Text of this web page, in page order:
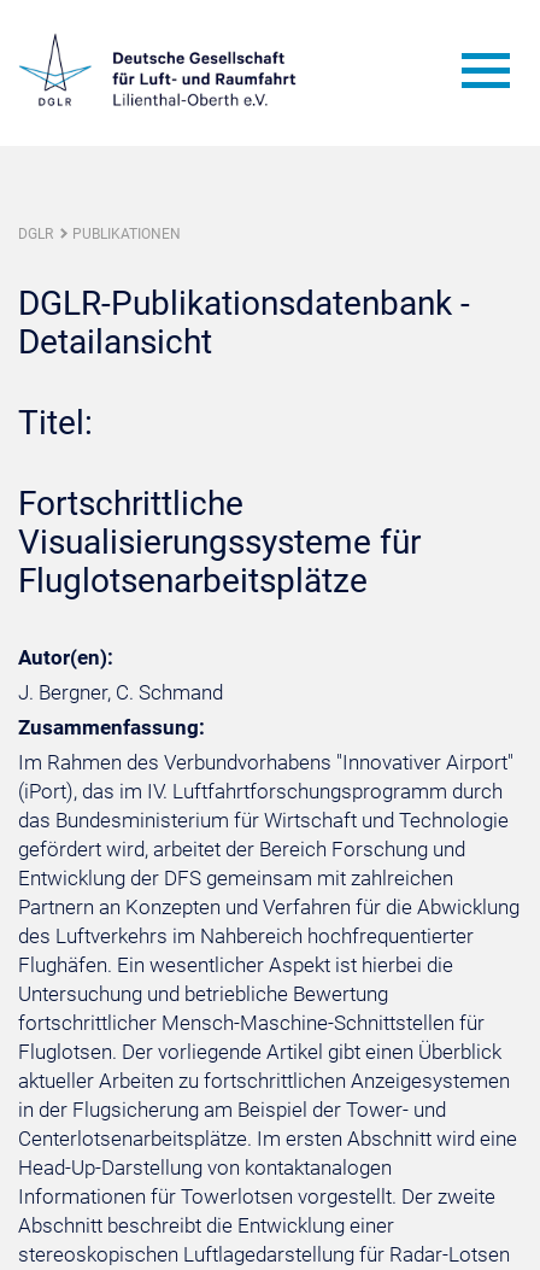
DGLR PUBLIKATIONEN
DGLR-Publikationsdatenbank -
Detailansicht
Titel:
Fortschrittliche
Visualisierungssysteme für
Fluglotsenarbeitsplätze
Autor(en):
J. Bergner, C. Schmand
Zusammenfassung:
Im Rahmen des Verbundvorhabens "Innovativer Airport"
(iPort), das im IV. Luftfahrtforschungsprogramm durch
das Bundesministerium für Wirtschaft und Technologie
gefördert wird, arbeitet der Bereich Forschung und
Entwicklung der DFS gemeinsam mit zahlreichen
Partnern an Konzepten und Verfahren für die Abwicklung
des Luftverkehrs im Nahbereich hochfrequentierter
Flughäfen. Ein wesentlicher Aspekt ist hierbei die
Untersuchung und betriebliche Bewertung
fortschrittlicher Mensch-Maschine-Schnittstellen für
Fluglotsen. Der vorliegende Artikel gibt einen Überblick
aktueller Arbeiten zu fortschrittlichen Anzeigesystemen
in der Flugsicherung am Beispiel der Tower- und
Centerlotsenarbeitsplätze. Im ersten Abschnitt wird eine
Head-Up-Darstellung von kontaktanalogen
Informationen für Towerlotsen vorgestellt. Der zweite
Abschnitt beschreibt die Entwicklung einer
stereoskopischen Luftlagedarstellung für Radar-Lotsen